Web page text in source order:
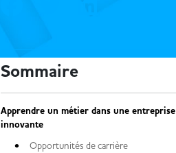
Sommaire
Apprendre un métier dans une entreprise
innovante
Opportunités de carrière